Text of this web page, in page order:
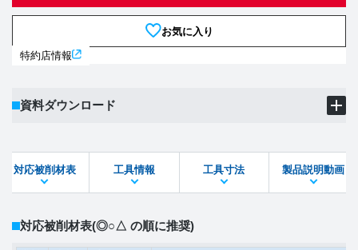
お気に入り
特約店情報
資料ダウンロード
STEPファイル DXFファイル
対応被削材表 工具情報 工具寸法 製品説明動画
対応被削材表(◎○△ の順に推奨)